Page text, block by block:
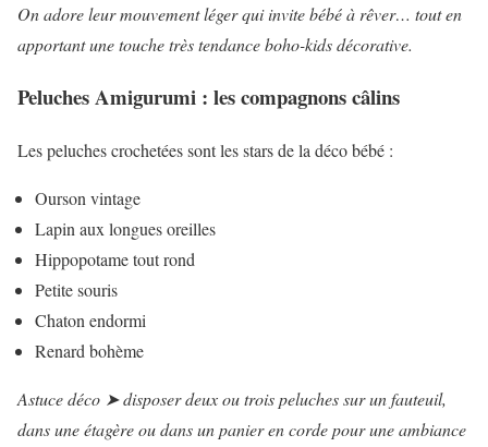
On adore leur mouvement léger qui invite bébé à rêver… tout en
apportant une touche très tendance boho-kids décorative.
Peluches Amigurumi : les compagnons câlins
Les peluches crochetées sont les stars de la déco bébé :
Ourson vintage
Lapin aux longues oreilles
Hippopotame tout rond
Petite souris
Chaton endormi
Renard bohème
Astuce déco ➤ disposer deux ou trois peluches sur un fauteuil,
dans une étagère ou dans un panier en corde pour une ambiance